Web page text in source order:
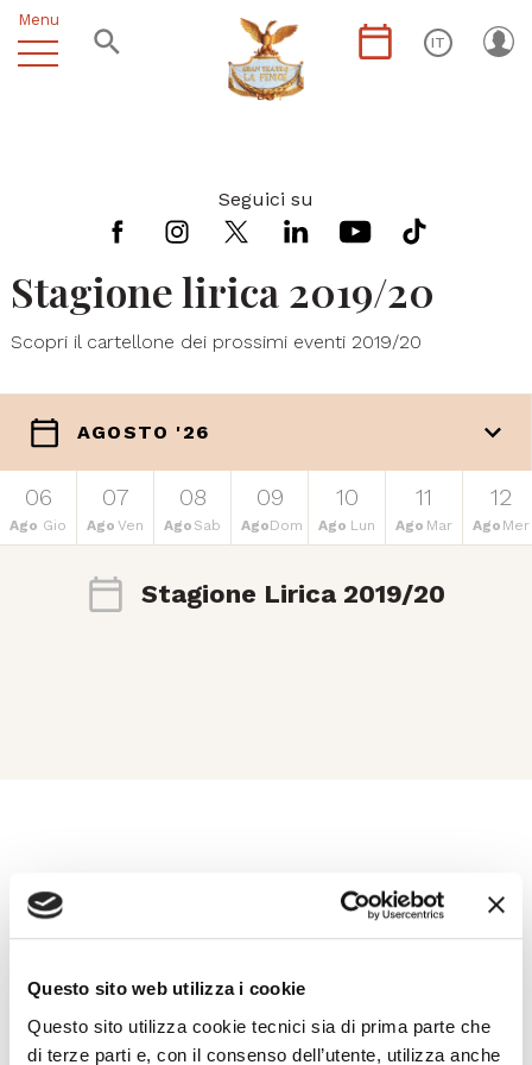
Questo sito web utilizza i cookie
Questo sito utilizza cookie tecnici sia di prima parte che
di terze parti e, con il consenso dell’utente, utilizza anche
Menu
IT
Seguici su
Stagione lirica 2019/20
Scopri il cartellone dei prossimi eventi 2019/20
AGOSTO '26
06
Ago Gio
07
Ago Ven
08
Ago Sab
09
AgoDom
10
Ago Lun
11
Ago Mar
12
Ago Mer
Stagione Lirica 2019/20
Esplora